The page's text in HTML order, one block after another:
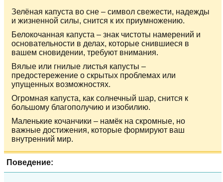
Зелёная капуста во сне – символ свежести, надежды
и жизненной силы, снится к их приумножению.
Белокочанная капуста – знак чистоты намерений и
основательности в делах, которые снившиеся в
вашем сновидении, требуют внимания.
Вялые или гнилые листья капусты –
предостережение о скрытых проблемах или
упущенных возможностях.
Огромная капуста, как солнечный шар, снится к
большому благополучию и изобилию.
Маленькие кочанчики – намёк на скромные, но
важные достижения, которые формируют ваш
внутренний мир.
Поведение: